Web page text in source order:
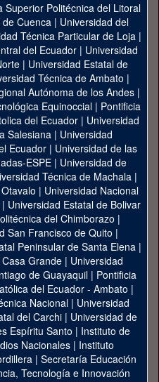
Superior Politécnica del Litoral
Cuenca| Universidad del
Técnica Particular de Loja|
del Ecuador| Universidad
| Universidad Estatal de
Técnica de Ambato |
Autónoma de los Andes|
Equinoccial| Pontificia
del Ecuador | Universidad
Salesiana | Universidad
Ecuador | Universidad de las
ESPE | Universidad de
Técnica de Machala|
| Universidad Nacional
| Universidad Estatal de Bolivar
del Chimborazo |
San Francisco de Quito |
Peninsular de Santa Elena|
Grande | Universidad
de Guayaquil| Pontificia
del Ecuador - Ambato |
Nacional| Universidad
del Carchi| Universidad de
Espíritu Santo | Instituto de
Nacionales | Instituto
| Secretaría Educación
Tecnología e Innovación